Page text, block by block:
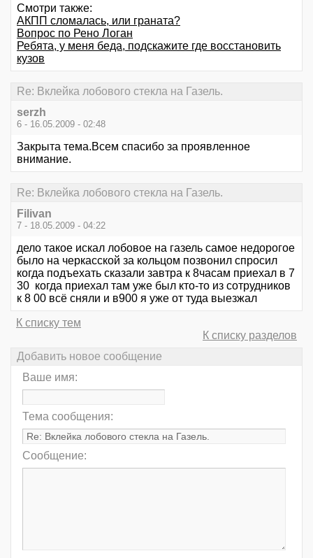
Смотри также:
АКПП сломалась, или граната?
Вопрос по Рено Логан
Ребята, у меня беда, подскажите где восстановить
кузов
Re: Вклейка лобового стекла на Газель.
serzh
6 - 16.05.2009 - 02:48
Закрыта тема.Всем спасибо за проявленное
внимание.
Re: Вклейка лобового стекла на Газель.
Filivan
7 - 18.05.2009 - 04:22
дело такое искал лобовое на газель самое недорогое
было на черкасской за кольцом позвонил спросил
когда подъехать сказали завтра к 8часам приехал в 7
30 когда приехал там уже был кто-то из сотрудников
к 8 00 всё сняли и в900 я уже от туда выезжал
К списку тем
К списку разделов
Добавить новое сообщение
Ваше имя:
Тема сообщения:
Сообщение: